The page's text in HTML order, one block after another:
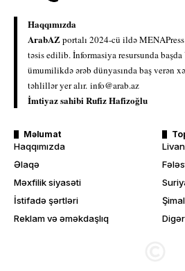
Haqqımızda
ArabAZportalı 2024-cü ildə
təsis edilib. İnformasiya resursunda
ümumilikdə ərəb dünyasında baş verən
təhlillər yer alır. info@arab.az
İmtiyaz sahibi Rufiz Hafizoğlu
Məlumat
Haqqımızda
Əlaqə
Məxfilik siyasəti
İstifadə şərtləri
Reklam və əməkdaşlıq
Livan